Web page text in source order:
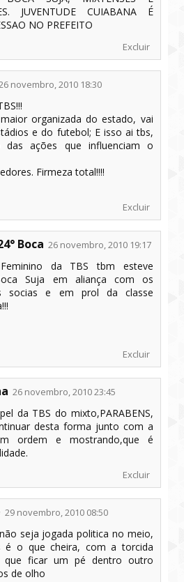
JUVENTUDE CUIABANA É
NO PREFEITO
Excluir
novembro, 2010 18:30
organizada do estado, vai
e do futebol; E isso ai tbs,
das ações que influenciam o
Firmeza total!!!!
Excluir
Boca 26 novembro, 2010 19:17
da TBS tbm esteve
Suja em aliança com os
socias e em prol da classe
Excluir
26 novembro, 2010 23:45
da TBS do mixto,PARABENS,
desta forma junto com a
ordem e mostrando,que é
Excluir
29 novembro, 2010 08:50
seja jogada politica no meio,
é o que cheira, com a torcida
que ficar um pé dentro outro
de olho